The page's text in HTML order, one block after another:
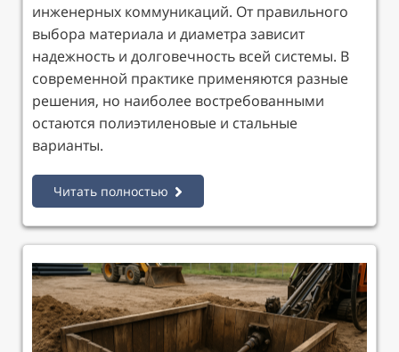
инженерных коммуникаций. От правильного
выбора материала и диаметра зависит
надежность и долговечность всей системы. В
современной практике применяются разные
решения, но наиболее востребованными
остаются полиэтиленовые и стальные
варианты.
Читать полностью